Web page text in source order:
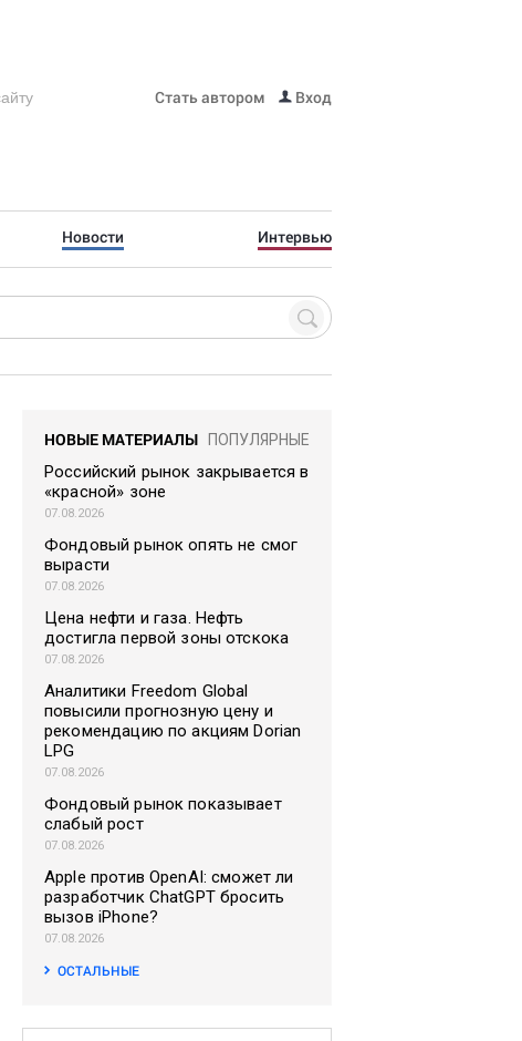
Стать автором Вход
Новости Интервью
НОВЫЕ МАТЕРИАЛЫ ПОПУЛЯРНЫЕ
Российский рынок закрывается в
«красной» зоне
07.08.2026
Фондовый рынок опять не смог
вырасти
07.08.2026
Цена нефти и газа. Нефть
достигла первой зоны отскока
07.08.2026
Аналитики Freedom Global
повысили прогнозную цену и
рекомендацию по акциям Dorian
LPG
07.08.2026
Фондовый рынок показывает
слабый рост
07.08.2026
Apple против OpenAI: сможет ли
разработчик ChatGPT бросить
вызов iPhone?
07.08.2026
ОСТАЛЬНЫЕ